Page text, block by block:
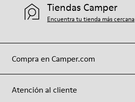
Compra en Camper.com
Atención al cliente
Tiendas Camper
Encuentra tu tienda más cercana